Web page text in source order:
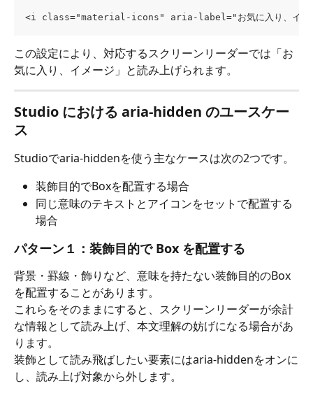
<i class="material-icons" aria-label="お気に入り、イ
この設定により、対応するスクリーンリーダーでは「お
気に入り、イメージ」と読み上げられます。
Studio における aria-hidden のユースケー
ス
Studioでaria-hiddenを使う主なケースは次の2つです。
装飾目的でBoxを配置する場合
同じ意味のテキストとアイコンをセットで配置する
場合
パターン１：装飾目的で Box を配置する
背景・罫線・飾りなど、意味を持たない装飾目的のBox
を配置することがあります。
これらをそのままにすると、スクリーンリーダーが余計
な情報として読み上げ、本文理解の妨げになる場合があ
ります。
装飾として読み飛ばしたい要素にはaria-hiddenをオンに
し、読み上げ対象から外します。